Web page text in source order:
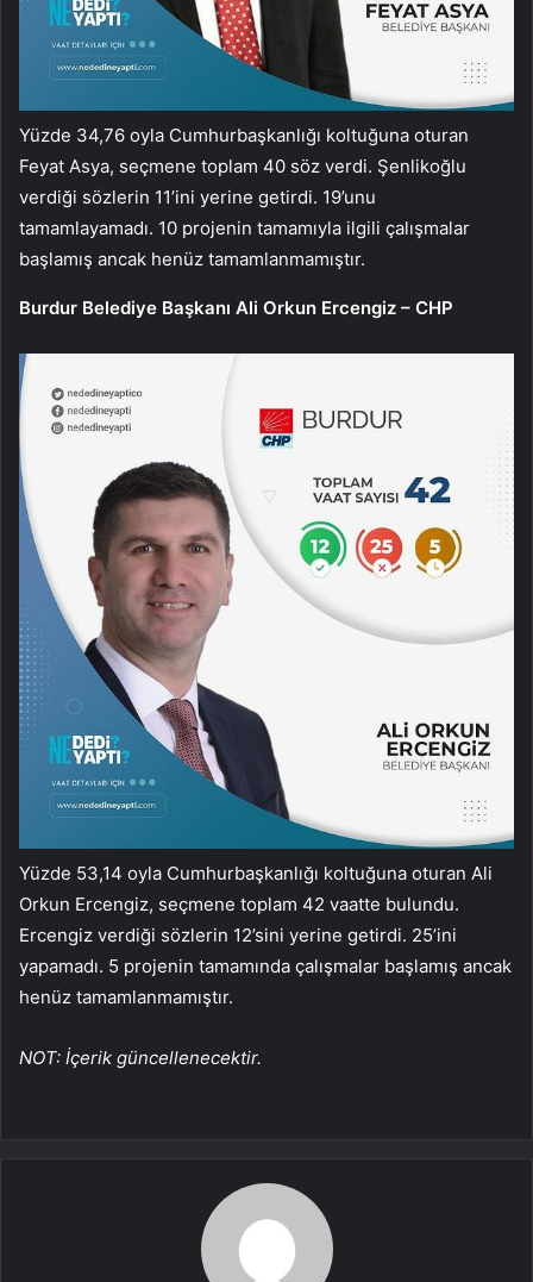
Yüzde 34,76 oyla Cumhurbaşkanlığı koltuğuna oturan
Feyat Asya, seçmene toplam 40 söz verdi. Şenlikoğlu
verdiği sözlerin 11’ini yerine getirdi. 19’unu
tamamlayamadı. 10 projenin tamamıyla ilgili çalışmalar
başlamış ancak henüz tamamlanmamıştır.
Burdur Belediye Başkanı Ali Orkun Ercengiz – CHP
Yüzde 53,14 oyla Cumhurbaşkanlığı koltuğuna oturan Ali
Orkun Ercengiz, seçmene toplam 42 vaatte bulundu.
Ercengiz verdiği sözlerin 12’sini yerine getirdi. 25’ini
yapamadı. 5 projenin tamamında çalışmalar başlamış ancak
henüz tamamlanmamıştır.
NOT: İçerik güncellenecektir.